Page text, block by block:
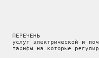
ПЕРЕЧЕНЬ
услуг электрической и
тарифы на которые